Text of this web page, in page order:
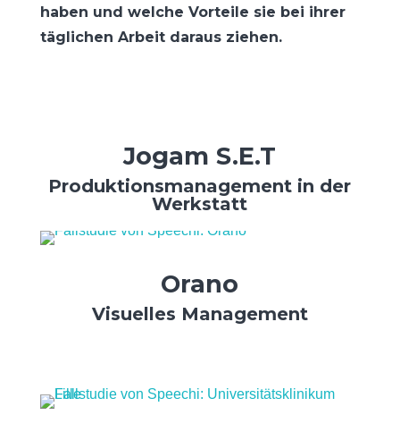
haben und welche Vorteile sie bei ihrer
täglichen Arbeit daraus ziehen.
Jogam S.E.T
Produktionsmanagement in der
Werkstatt
Orano
Visuelles Management